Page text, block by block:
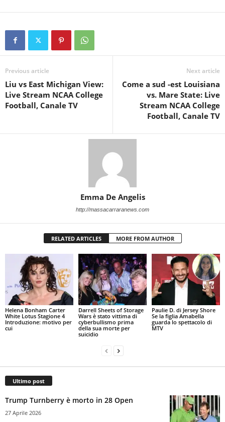
Previous article
Liu vs East Michigan View:
Live Stream NCAA College
Football, Canale TV
Next article
Come a sud -est Louisiana
vs. Mare State: Live
Stream NCAA College
Football, Canale TV
Emma De Angelis
http://massacarraranews.com
RELATED ARTICLES MORE FROM AUTHOR
Helena Bonham Carter
White Lotus Stagione 4
Introduzione: motivo per
cui
Darrell Sheets of Storage
Wars è stato vittima di
cyberbullismo prima
della sua morte per
suicidio
Paulie D. di Jersey Shore
Se la figlia Amabella
guarda lo spettacolo di
MTV
Ultimo post
Trump Turnberry è morto in 28 Open
27 Aprile 2026